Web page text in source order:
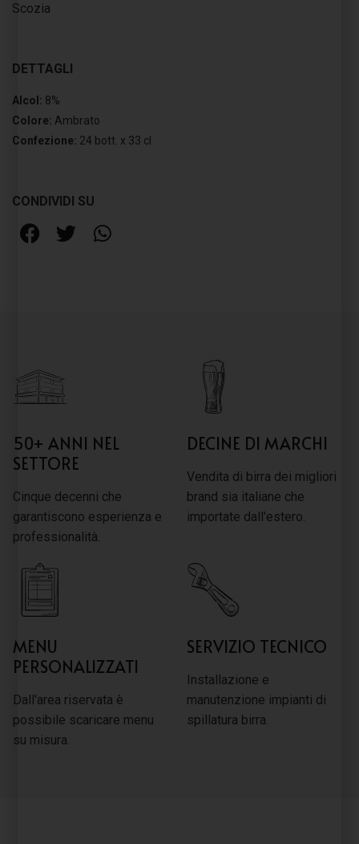
Scozia
DETTAGLI
Alcol: 8%
Colore: Ambrato
Confezione: 24 bott. x 33 cl
CONDIVIDI SU
50+ ANNI NEL
SETTORE
Cinque decenni che
garantiscono esperienza e
professionalità.
DECINE DI MARCHI
Vendita di birra dei migliori
brand sia italiane che
importate dall'estero.
MENU
PERSONALIZZATI
Dall'area riservata è
possibile scaricare menu
su misura.
SERVIZIO TECNICO
Installazione e
manutenzione impianti di
spillatura birra.